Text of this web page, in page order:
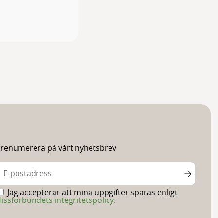
på vårt nyhetsbrev
Jag accepterar att mina uppgifter sparas enligt
integritetspolicy.